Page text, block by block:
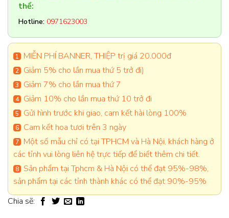
thể:
Hotline: 0971623003
MIỄN PHÍ BANNER, THIỆP trị giá 20.000đ
Giảm 5% cho lần mua thứ 5 trở đi)
Giảm 7% cho lần mua thứ 7
Giảm 10% cho lần mua thứ 10 trở đi
Gửi hình trước khi giao, cam kết hài lòng 100%
Cam kết hoa tươi trên 3 ngày
Một số mẫu chỉ có tại TPHCM và Hà Nội, khách hàng ở
các tỉnh vui lòng liên hệ trực tiếp để biết thêm chi tiết.
Sản phẩm tại Tphcm & Hà Nội có thể đạt 95%-98%,
sản phẩm tại các tỉnh thành khác có thể đạt 90%-95%
Chia sẽ: